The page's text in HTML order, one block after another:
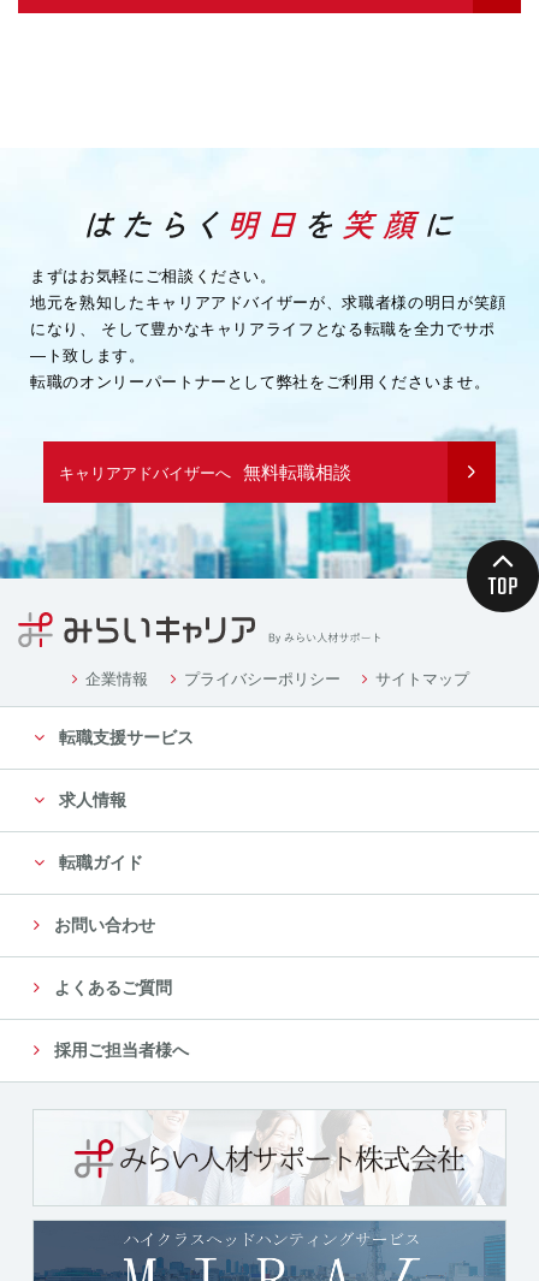
・サービスに関する情報のご案内等を行うため
・企業様へ各種連絡を行うため
・その他、上記業務に関連または付随する業務を行う
ため
（３）取引先企業情報
・業務を履行するため
・企業様へ各種連絡を行うため
（４）募集や採用に応募頂く方の情報
（５）当社従業者の情報
・人事や労務、福利厚生などの業務連絡のため
４．個人情報の委託について
当社は、業務を円滑に進める等の理由から、業務の一
部を外部に委託する際に、個人情報を委託す
る場合があります。ただし、委託先に開示するお客様
の個人情報は、当該業務の委託に必要となる
最小限の個人情報のみとし、かつ使用範囲もその範囲
に限定します。
尚、委託先は、十分な個人情報の保護水準を満たして
いる委託先を選定し、安全管理が図られるよ
う、委託先に対する必要かつ適切な管理監督をいたし
ます。
５．個人情報の第三者への提供について
当社では、収集した個人情報を、以下のいずれかに該
当する場合を除き、いかなる第三者にも提供
または開示いたしません。
（１）法令に基づく場合
（２）人の生命、身体又は財産の保護のために必要が
ある場合であって、本人の同意を得ることが
困難であるとき
（３）公衆衛生の向上又は児童の健全な育成の推進の
ために特に必要がある場合であって、本人の
同意を得ることが困難であるとき
まずはお気軽にご相談ください。
地元を熟知したキャリアアドバイザーが、求職者様の明日が笑顔
になり、
そして豊かなキャリアライフとなる転職を全力でサポ
―ト致します。
転職のオンリーパートナーとして弊社をご利用くださいませ。
キャリアアドバイザーへ 無料転職相談
企業情報 プライバシーポリシー サイトマップ
転職支援サービス
求人情報
転職ガイド
お問い合わせ
よくあるご質問
採用ご担当者様へ